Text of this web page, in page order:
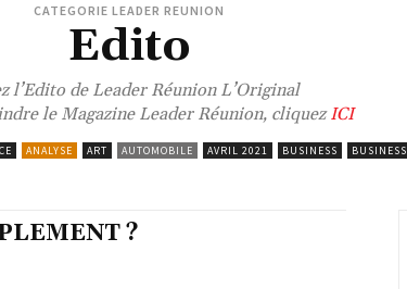
CATEGORIE LEADER REUNION
Edito
l’Edito de Leader Réunion L’Original
le Magazine Leader Réunion, cliquezICI
ANALYSE ART AUTOMOBILE AVRIL 2021 BUSINESS BUSINESS
?